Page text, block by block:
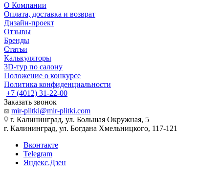
О Компании
Оплата, доставка и возврат
Дизайн-проект
Отзывы
Бренды
Статьи
Калькуляторы
3D-тур по салону
Положение о конкурсе
Политика конфиденциальности
+7 (4012) 31-22-00
Заказать звонок
mir-plitki@mir-plitki.com
г. Калининград, ул. Большая Окружная, 5
г. Калининград, ул. Богдана Хмельницкого, 117-121
Вконтакте
Telegram
Яндекс.Дзен